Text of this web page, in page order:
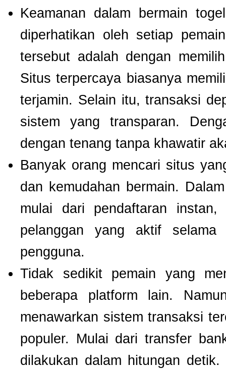
Keamanan dalam bermain
diperhatikan oleh setiap
tersebut adalah dengan
Situs terpercaya biasanya
terjamin. Selain itu, transaksi
sistem yang transparan.
dengan tenang tanpa khawatir
Banyak orang mencari situs
dan kemudahan bermain.
mulai dari pendaftaran
pelanggan yang aktif
pengguna.
Tidak sedikit pemain yang
beberapa platform lain.
menawarkan sistem transaksi
populer. Mulai dari transfer
dilakukan dalam hitungan